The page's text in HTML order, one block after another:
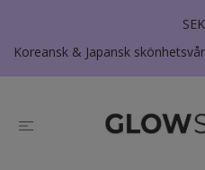
SEK
Koreansk & Japansk